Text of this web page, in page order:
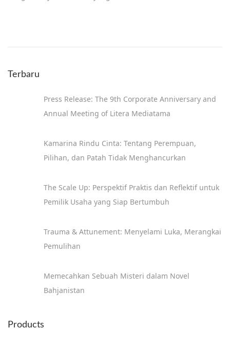
2
0
9
Terbaru
Press Release: The 9th Corporate Anniversary and
Annual Meeting of Litera Mediatama
Kamarina Rindu Cinta: Tentang Perempuan,
Pilihan, dan Patah Tidak Menghancurkan
The Scale Up: Perspektif Praktis dan Reflektif untuk
Pemilik Usaha yang Siap Bertumbuh
Trauma & Attunement: Menyelami Luka, Merangkai
Pemulihan
Memecahkan Sebuah Misteri dalam Novel
Bahjanistan
Products